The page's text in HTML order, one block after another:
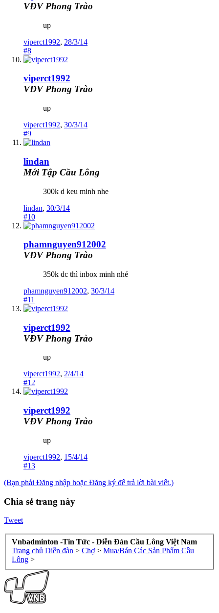
VĐV Phong Trào
up
viperct1992, 28/3/14
#8
viperct1992
VĐV Phong Trào
up
viperct1992, 30/3/14
#9
lindan
Mới Tập Cầu Lông
300k d keu minh nhe
lindan, 30/3/14
#10
phamnguyen912002
VĐV Phong Trào
350k dc thì inbox minh nhé
phamnguyen912002, 30/3/14
#11
viperct1992
VĐV Phong Trào
up
viperct1992, 2/4/14
#12
viperct1992
VĐV Phong Trào
up
viperct1992, 15/4/14
#13
(Bạn phải Đăng nhập hoặc Đăng ký để trả lời bài viết.)
Chia sẻ trang này
Tweet
Vnbadminton -Tin Tức - Diễn Đàn Cầu Lông Việt Nam
Trang chủ Diễn đàn > Chợ > Mua/Bán Các Sản Phẩm Cầu
Lông >